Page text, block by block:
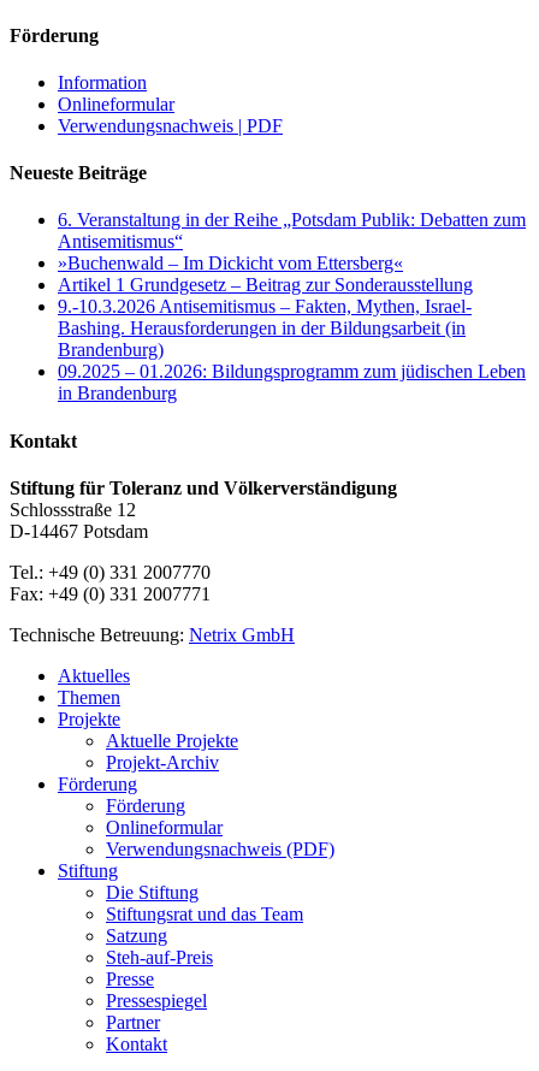
Förderung
Information
Onlineformular
Verwendungsnachweis | PDF
Neueste Beiträge
6. Veranstaltung in der Reihe „Potsdam Publik: Debatten zum
Antisemitismus“
»Buchenwald – Im Dickicht vom Ettersberg«
Artikel 1 Grundgesetz – Beitrag zur Sonderausstellung
9.-10.3.2026 Antisemitismus – Fakten, Mythen, Israel-
Bashing. Herausforderungen in der Bildungsarbeit (in
Brandenburg)
09.2025 – 01.2026: Bildungsprogramm zum jüdischen Leben
in Brandenburg
Kontakt
Stiftung für Toleranz und Völkerverständigung
Schlossstraße 12
D-14467 Potsdam
Tel.: +49 (0) 331 2007770
Fax: +49 (0) 331 2007771
Technische Betreuung: Netrix GmbH
Close
Menu
Aktuelles
Themen
Projekte
Aktuelle Projekte
Projekt-Archiv
Förderung
Förderung
Onlineformular
Verwendungsnachweis (PDF)
Stiftung
Die Stiftung
Stiftungsrat und das Team
Satzung
Steh-auf-Preis
Presse
Pressespiegel
Partner
Kontakt